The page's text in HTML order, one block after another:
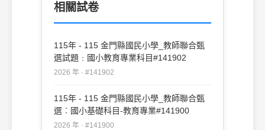
相關試卷
115年 - 115 金門縣國民小學_教師聯合甄
選試題﹕國小教育專業科目#141902
2026 年 · #141902
115年 - 115 金門縣國民小學_教師聯合甄
選︰國小基礎科目-教育專業#141900
2026 年 · #141900